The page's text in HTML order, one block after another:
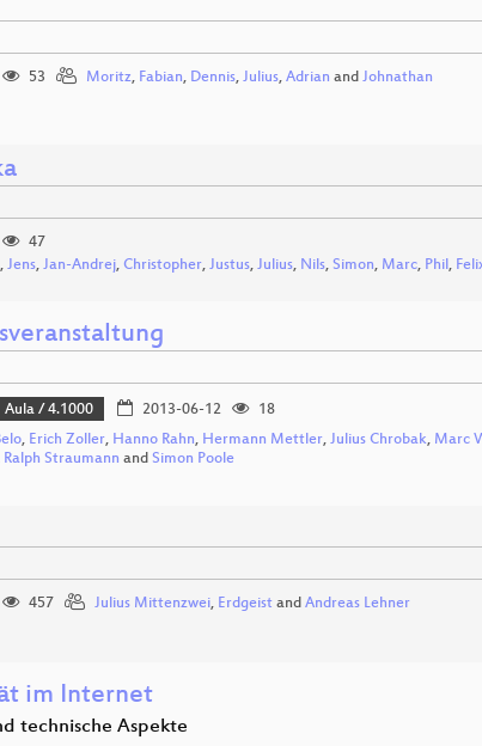
53 Moritz, Fabian, Dennis, Julius, Adrian and Johnathan
47
, Jens, Jan-Andrej, Christopher, Justus, Julius, Nils, Simon, Marc, Phil,
Aula / 4.1000 2013-06-12
18
, Erich Zoller, Hanno Rahn, Hermann Mettler, Julius Chrobak, Marc
Ralph Straumann and Simon Poole
457 Julius Mittenzwei, Erdgeist and Andreas Lehner
im Internet
technische Aspekte